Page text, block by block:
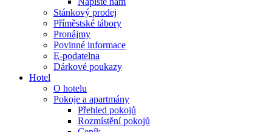
Stánkový prodej
Příměstské tábory
Pronájmy
Povinné informace
E-podatelna
Dárkové poukazy
Hotel
O hotelu
Pokoje a apartmány
Přehled pokojů
Rozmístění pokojů